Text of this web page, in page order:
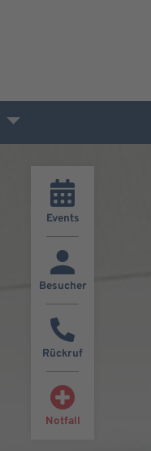
Events
Besucher
Rückruf
Notfall